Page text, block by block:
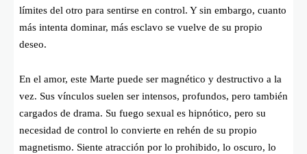
límites del otro para sentirse en control. Y sin embargo, cuanto
más intenta dominar, más esclavo se vuelve de su propio
deseo.
En el amor, este Marte puede ser magnético y destructivo a la
vez. Sus vínculos suelen ser intensos, profundos, pero también
cargados de drama. Su fuego sexual es hipnótico, pero su
necesidad de control lo convierte en rehén de su propio
magnetismo. Siente atracción por lo prohibido, lo oscuro, lo